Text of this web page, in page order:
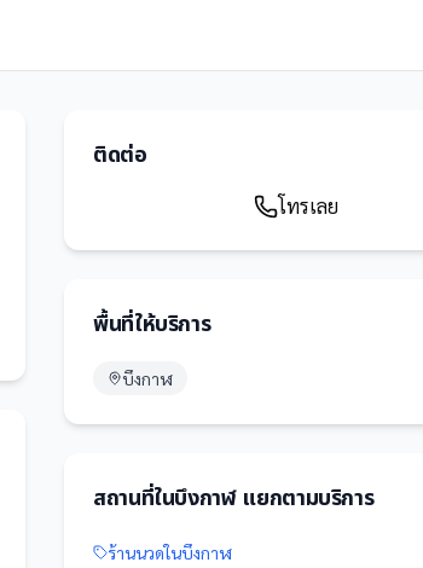
ติดต่อ
โทรเลย
พื้นที่ให้บริการ
บึงกาฬ
สถานที่ในบึงกาฬแยกตามบริการ
ร้านนวดในบึงกาฬ